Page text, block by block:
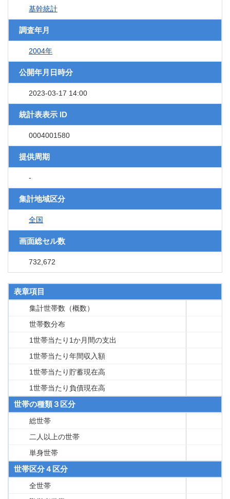
基幹統計
調査年月
2004年
公開年月日時分
2023-03-17 14:00
統計表表示 ID
0004001580
提供周期
-
集計地域区分
全国
画面総セル数
732,672
表章項目
集計世帯数（概数）
世帯数分布
1世帯当たり1か月間の支出
1世帯当たり年間収入額
1世帯当たり貯蓄現在高
1世帯当たり負債現在高
世帯の種類３区分
総世帯
二人以上の世帯
単身世帯
世帯区分４区分
全世帯